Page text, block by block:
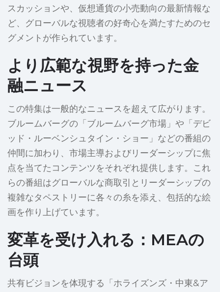
スカッションや、仮想通貨の小売動向の最新情報な
ど、グローバルな視聴者の好奇心を満たすためのセ
グメントが作られています。
より広範な視野を持った金
融ニュース
この特集は一般的なニュースを超えて広がります。
ブルームバーグの「ブルームバーグ市場」や「デビ
ッド・ルーベンシュタイン・ショー」などの番組の
仲間に加わり、市場主導およびリーダーシップに焦
点を当てたコンテンツをそれぞれ提供します。これ
らの番組はグローバルな商取引とリーダーシップの
複雑なタペストリーに各々の糸を添え、包括的な絵
画を作り上げています。
変革を受け入れる：MEAの
台頭
共有ビジョンを体現する「ホライズンズ・中東&ア